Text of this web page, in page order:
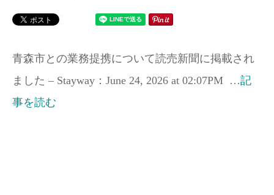
青森市との業務提携について読売新聞に掲載され
ました – Stayway：June 24, 2026 at 02:07PM …記
事を読む